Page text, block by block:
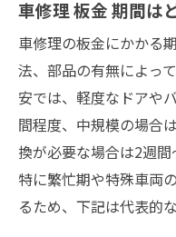
車修理 板金 期間は
車修理の板金にかかる
法、部品の有無によっ
安では、軽度なドアや
間程度、中規模の場合
換が必要な場合は2週間
特に繁忙期や特殊車両
るため、下記は代表的